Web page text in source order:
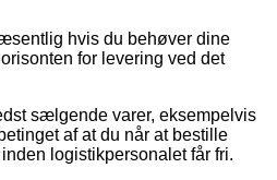
hvis du behøver dine
for levering ved det
sælgende varer, eksempelvis
af at du når at bestille
logistikpersonalet får fri.